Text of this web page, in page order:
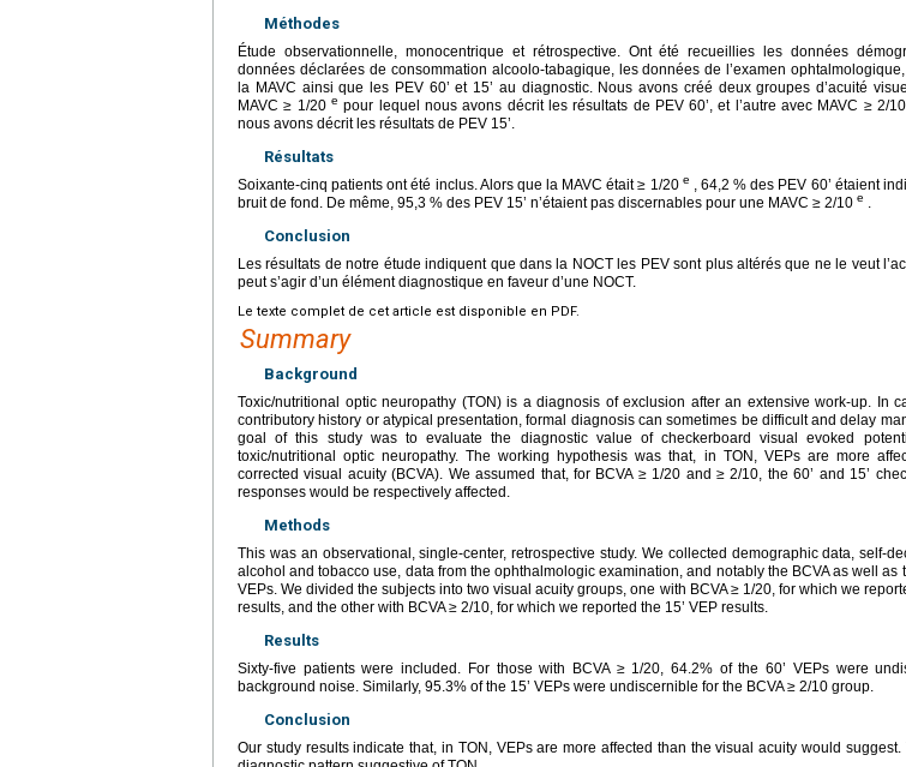
Méthodes
Étude observationnelle, monocentrique et rétrospective. Ont été recueillies les données
données déclarées de consommation alcoolo-tabagique, les données de l’examen
la MAVC ainsi que les PEV 60’ et 15’ au diagnostic. Nous avons créé deux groupes d’acuité
MAVC ≥ 1/20 e pour lequel nous avons décrit les résultats de PEV 60’, et l’autre avec MAVC ≥ 2/
nous avons décrit les résultats de PEV 15’.
Résultats
Soixante-cinq patients ont été inclus. Alors que la MAVC était ≥ 1/20 e , 64,2 % des PEV 60’ étaient
bruit de fond. De même, 95,3 % des PEV 15’ n’étaient pas discernables pour une MAVC ≥ 2/10 e .
Conclusion
Les résultats de notre étude indiquent que dans la NOCT les PEV sont plus altérés que ne le veut
peut s’agir d’un élément diagnostique en faveur d’une NOCT.
Le texte complet de cet article est disponible en PDF.
Summary
Background
Toxic/nutritional optic neuropathy (TON) is a diagnosis of exclusion after an extensive work-up. In
contributory history or atypical presentation, formal diagnosis can sometimes be difficult and delay
goal of this study was to evaluate the diagnostic value of checkerboard visual evoked
toxic/nutritional optic neuropathy. The working hypothesis was that, in TON, VEPs are more
corrected visual acuity (BCVA). We assumed that, for BCVA ≥ 1/20 and ≥ 2/10, the 60’ and 15’
responses would be respectively affected.
Methods
This was an observational, single-center, retrospective study. We collected demographic data, self-
alcohol and tobacco use, data from the ophthalmologic examination, and notably the BCVA as well as
VEPs. We divided the subjects into two visual acuity groups, one with BCVA ≥ 1/20, for which we
results, and the other with BCVA ≥ 2/10, for which we reported the 15’ VEP results.
Results
Sixty-five patients were included. For those with BCVA ≥ 1/20, 64.2% of the 60’ VEPs were
background noise. Similarly, 95.3% of the 15’ VEPs were undiscernible for the BCVA ≥ 2/10 group.
Conclusion
Our study results indicate that, in TON, VEPs are more affected than the visual acuity would